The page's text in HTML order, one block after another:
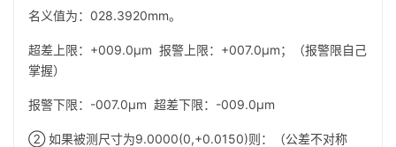
名义值为：028.3920mm。
超差上限：+009.0µm 报警上限：+007.0µm；（报警限自己
掌握）
报警下限：-007.0µm 超差下限：-009.0µm
② 如果被测尺寸为9.0000(0,+0.0150)则：（公差不对称